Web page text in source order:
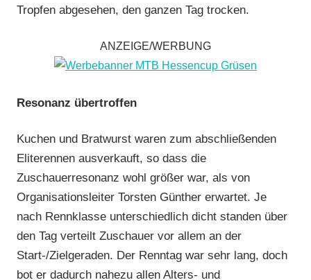
Tropfen abgesehen, den ganzen Tag trocken.
ANZEIGE/WERBUNG
Resonanz übertroffen
Kuchen und Bratwurst waren zum abschließenden
Eliterennen ausverkauft, so dass die
Zuschauerresonanz wohl größer war, als von
Organisationsleiter Torsten Günther erwartet. Je
nach Rennklasse unterschiedlich dicht standen über
den Tag verteilt Zuschauer vor allem an der
Start-/Zielgeraden. Der Renntag war sehr lang, doch
bot er dadurch nahezu allen Alters- und